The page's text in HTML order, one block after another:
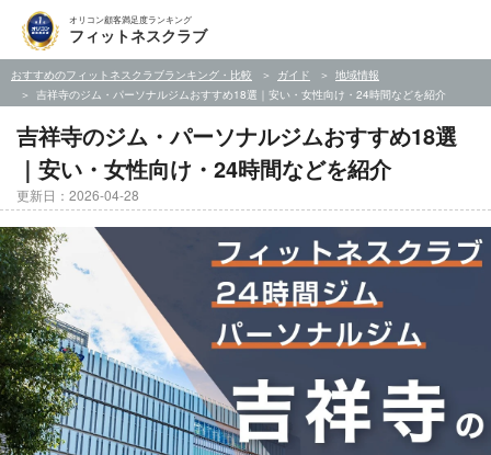
オリコン顧客満足度ランキング
フィットネスクラブ
おすすめのフィットネスクラブランキング・比較 ガイド
地域情報
吉祥寺のジム・パーソナルジムおすすめ18選｜安い・女性向け・24時間などを紹介
吉祥寺のジム・パーソナルジムおすすめ18選
｜安い・女性向け・24時間などを紹介
更新日：2026-04-28